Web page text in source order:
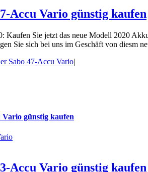
Accu Vario günstig kaufen
Kaufen Sie jetzt das neue Modell 2020
Sie sich bei uns im Geschäft von diesm
Sabo 47-Accu Vario|
Vario günstig kaufen
Accu Vario günstig kaufen